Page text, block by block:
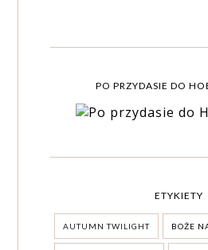
PO PRZYDASIE DO
ETYKIETY
AUTUMN TWILIGHT BOŻE